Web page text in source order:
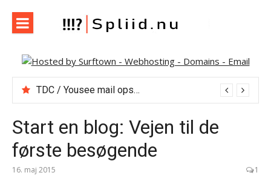
indhold
Spliid.nu
Web, Hverdag, Whatever :-) MIN blog om it, internet og
andet der falder mig ind…
TDC / Yousee mail opsætning, pop3, smtp m.m.
12 themes og hosting med Themeforest
Start en blog: Vejen til de
første besøgende
16. maj 2015 1